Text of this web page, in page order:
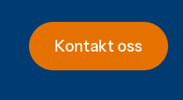
Kontakt oss